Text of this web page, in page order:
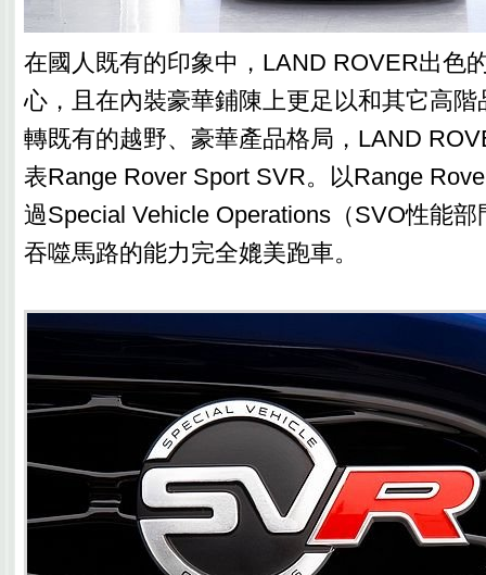
在國人既有的印象中，LAND ROVER出色
心，且在內裝豪華鋪陳上更足以和其它高
轉既有的越野、豪華產品格局，LAND
表Range Rover Sport SVR。以Range
過Special Vehicle Operations（SVO性能
吞噬馬路的能力完全媲美跑車。